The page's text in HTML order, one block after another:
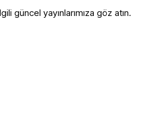
güncel yayınlarımıza göz atın.